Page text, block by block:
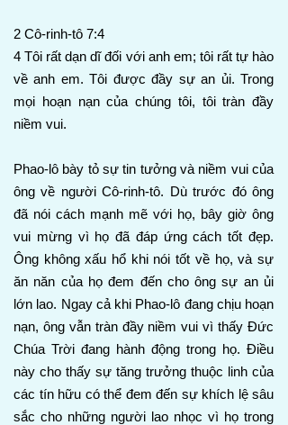
2 Cô-rinh-tô 7:4
4 Tôi rất dạn dĩ đối với anh em; tôi rất tự hào
về anh em. Tôi được đầy sự an ủi. Trong
mọi hoạn nạn của chúng tôi, tôi tràn đầy
niềm vui.
Phao-lô bày tỏ sự tin tưởng và niềm vui của
ông về người Cô-rinh-tô. Dù trước đó ông
đã nói cách mạnh mẽ với họ, bây giờ ông
vui mừng vì họ đã đáp ứng cách tốt đẹp.
Ông không xấu hổ khi nói tốt về họ, và sự
ăn năn của họ đem đến cho ông sự an ủi
lớn lao. Ngay cả khi Phao-lô đang chịu hoạn
nạn, ông vẫn tràn đầy niềm vui vì thấy Đức
Chúa Trời đang hành động trong họ. Điều
này cho thấy sự tăng trưởng thuộc linh của
các tín hữu có thể đem đến sự khích lệ sâu
sắc cho những người lao nhọc vì họ trong